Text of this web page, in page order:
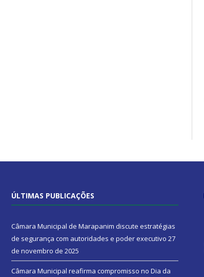
ÚLTIMAS PUBLICAÇÕES
Câmara Municipal de Marapanim discute estratégias
de segurança com autoridades e poder executivo 27
de novembro de 2025
Câmara Municipal reafirma compromisso no Dia da